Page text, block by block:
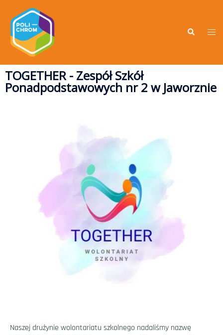
TOGETHER - Zespół Szkół
Ponadpodstawowych nr 2 w Jaworznie
Naszej drużynie wolontariatu szkolnego nadaliśmy nazwę